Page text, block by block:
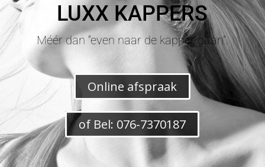
LUXX KAPPERS
Méér dan “even naar de kapper gaan”.
Online afspraak
of Bel: 076-7370187